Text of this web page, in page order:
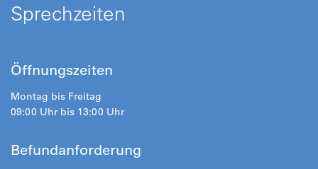
Sprechzeiten
Öffnungszeiten
Montag bis Freitag
09:00 Uhr bis 13:00 Uhr
Befundanforderung